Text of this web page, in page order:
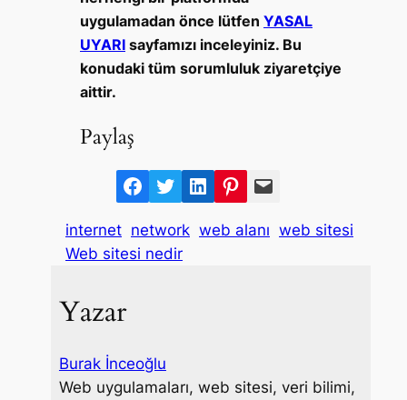
uygulamadan önce lütfen YASAL
UYARI sayfamızı inceleyiniz. Bu
konudaki tüm sorumluluk ziyaretçiye
aittir.
Paylaş
F
c
k
T
L
P
M
internet network web alanı web sitesi
Web sitesi nedir
Yazar
Burak İnceoğlu
Web uygulamaları, web sitesi, veri bilimi,